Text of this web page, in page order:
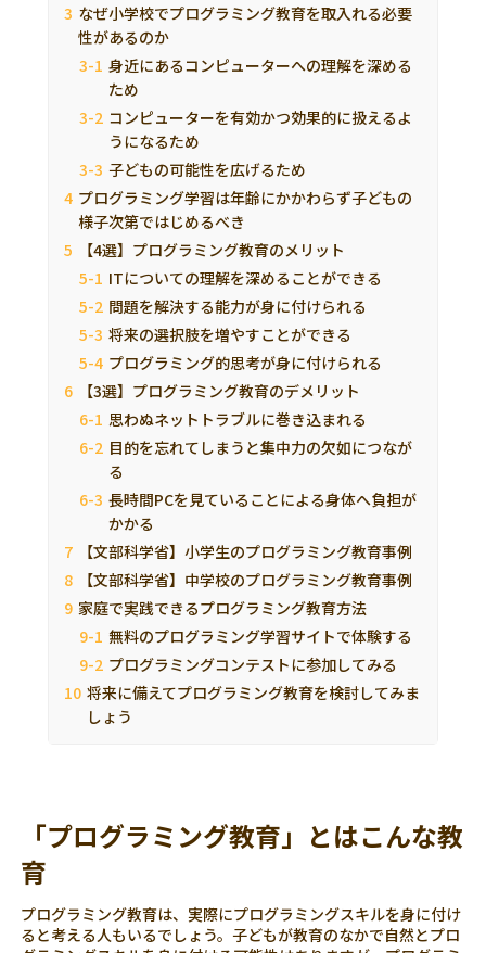
なぜ小学校でプログラミング教育を取入れる必要
性があるのか
身近にあるコンピューターへの理解を深める
ため
コンピューターを有効かつ効果的に扱えるよ
うになるため
子どもの可能性を広げるため
プログラミング学習は年齢にかかわらず子どもの
様子次第ではじめるべき
【4選】プログラミング教育のメリット
ITについての理解を深めることができる
問題を解決する能力が身に付けられる
将来の選択肢を増やすことができる
プログラミング的思考が身に付けられる
【3選】プログラミング教育のデメリット
思わぬネットトラブルに巻き込まれる
目的を忘れてしまうと集中力の欠如につなが
る
長時間PCを見ていることによる身体へ負担が
かかる
【文部科学省】小学生のプログラミング教育事例
【文部科学省】中学校のプログラミング教育事例
家庭で実践できるプログラミング教育方法
無料のプログラミング学習サイトで体験する
プログラミングコンテストに参加してみる
将来に備えてプログラミング教育を検討してみま
しょう
「プログラミング教育」とはこんな教
育
プログラミング教育は、実際にプログラミングスキルを身に付け
ると考える人もいるでしょう。子どもが教育のなかで自然とプロ